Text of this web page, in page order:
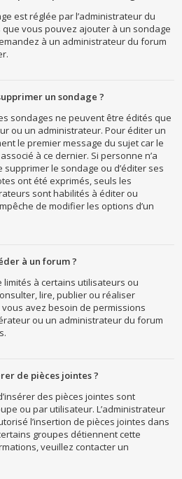
est réglée par l’administrateur du
que vous pouvez ajouter à un sondage
à un administrateur du forum
un sondage ?
sondages ne peuvent être édités que
ou un administrateur. Pour éditer un
le premier message du sujet car le
à ce dernier. Si personne n’a
le sondage ou d’éditer ses
ont été exprimés, seuls les
sont habilités à éditer ou
de modifier les options d’un
à un forum ?
à certains utilisateurs ou
lire, publier ou réaliser
avez besoin de permissions
ou un administrateur du forum
de pièces jointes ?
des pièces jointes sont
ou par utilisateur. L’administrateur
l’insertion de pièces jointes dans
groupes détiennent cette
veuillez contacter un